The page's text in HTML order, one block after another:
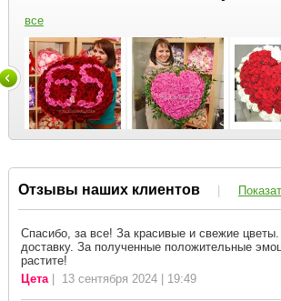
все
Отзывы наших клиентов |
Спасибо, за все! За красивые и свежие
доставку. За полученные положительные
растите!
Цета| 13 сентября 2024 | 19:49